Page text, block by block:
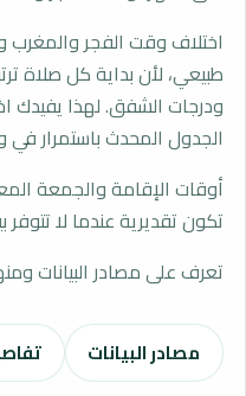
اختلاف وقت الفجر والمغرب
طبيعي، لأن بداية كل صلاة
ودرجات الشفق. لهذا يفيدك
الجدول المحدث باستمرار في
أوقات الإقامة والجمعة
تكون تقديرية عندما لا
تعرف على مصادر البيانات
مصادر البيانات